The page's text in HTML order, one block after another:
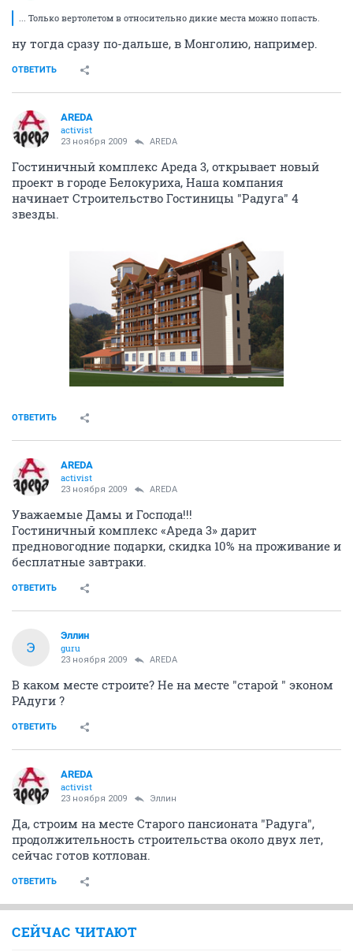
... Только вертолетом в относительно дикие места можно попасть.
ну тогда сразу по-дальше, в Монголию, например.
ОТВЕТИТЬ
AREDA
activist
23 ноября 2009 AREDA
Гостиничный комплекс Ареда 3, открывает новый
проект в городе Белокуриха, Наша компания
начинает Строительство Гостиницы "Радуга" 4
звезды.
ОТВЕТИТЬ
AREDA
activist
23 ноября 2009 AREDA
Уважаемые Дамы и Господа!!!
Гостиничный комплекс «Ареда 3» дарит
предновогодние подарки, скидка 10% на проживание и
бесплатные завтраки.
ОТВЕТИТЬ
Э
Эллин
guru
23 ноября 2009 AREDA
В каком месте строите? Не на месте "старой " эконом
РАдуги ?
ОТВЕТИТЬ
AREDA
activist
23 ноября 2009 Эллин
Да, строим на месте Старого пансионата "Радуга",
продолжительность строительства около двух лет,
сейчас готов котлован.
ОТВЕТИТЬ
СЕЙЧАС ЧИТАЮТ